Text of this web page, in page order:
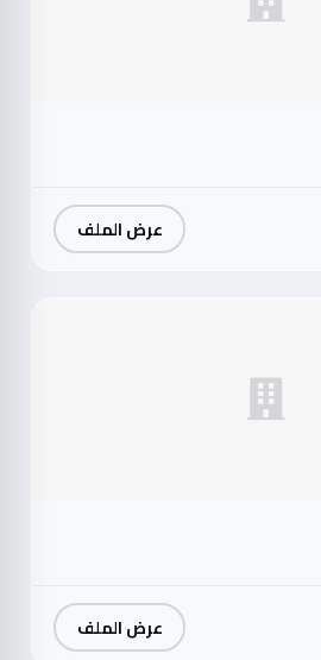
عرض الملف
عرض الملف